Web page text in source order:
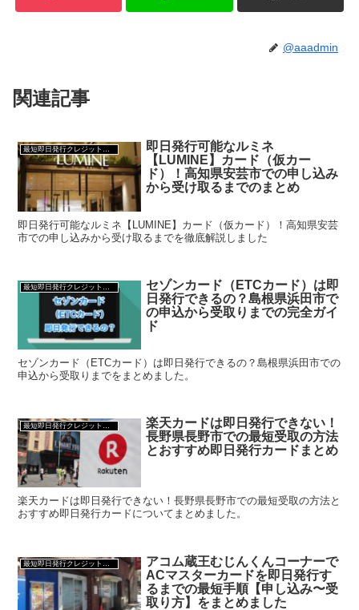
@aaadmin
関連記事
即日発行可能なルミネ
【LUMINE】カード（仮カー
ド）！高知県安芸市での申し込み
から受け取るまでのまとめ
即日発行可能なルミネ【LUMINE】カード（仮カード）！高知県安芸
市での申し込みから受け取るまでを徹底解説しました
最短即日発行クレジットカード
セゾンカード（ETCカード）は即
日発行できるの？島根県浜田市で
の申込から受取りまでの完全ガイ
ド
セゾンカード（ETCカード）は即日発行できるの？島根県浜田市での
申込から受取りまでをまとめました。
楽天カードは即日発行できない！
長野県長野市での最短受取の方法
とおすすめ即日発行カードまとめ
楽天カードは即日発行できない！長野県長野市での最短受取の方法と
おすすめ即日発行カードについてまとめました。
最短即日発行クレジットカード
アコム蔵王むじんくんコーナーで
ACマスターカードを即日発行す
るまでの最短手順【申し込み〜受
取り方】をまとめました